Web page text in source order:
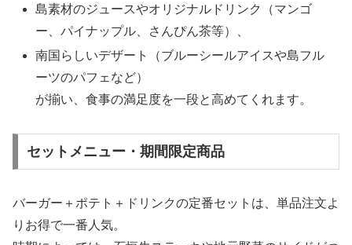
島素材のジュースやオリジナルドリンク（マンゴ
ー、パイナップル、さんぴん茶等）、
南国らしいデザート（ブルーシールアイスや島フル
ーツのパフェなど）
が揃い、食事の満足度を一段と高めてくれます。
セットメニュー・期間限定商品
バーガー＋ポテト＋ドリンクの定番セットは、単品注文よ
りお得で一番人気。